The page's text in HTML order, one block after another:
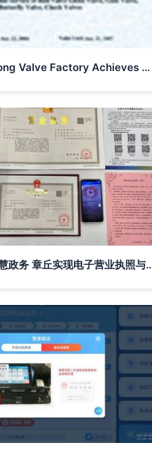
Shanghai Hugong Valve Factory Achieves Quality Management System Certification in E-Government Electronic Certification Services
电子印章下的智慧政务 章丘实现